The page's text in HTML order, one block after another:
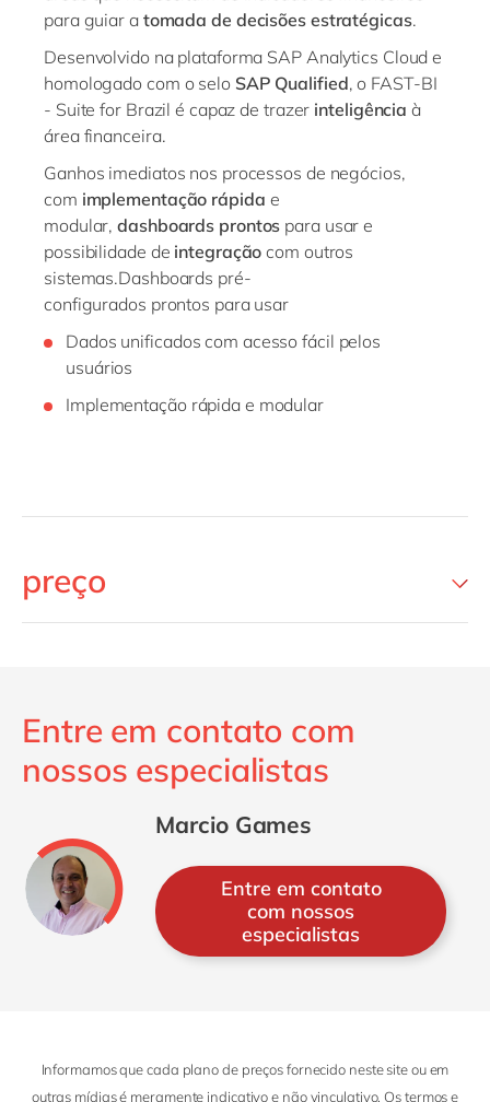
para guiar a tomada de decisões estratégicas.
Desenvolvido na plataforma SAP Analytics Cloud e
homologado com o selo SAP Qualified, o FAST-BI
- Suite for Brazil é capaz de trazer inteligência à
área financeira.
Ganhos imediatos nos processos de negócios,
com implementação rápida e
modular,dashboards prontos para usar e
possibilidade de integração com outros
sistemas.Dashboards pré-
configurados prontos para usar
Dados unificados com acesso fácil pelos
usuários
Implementação rápida e modular
preço
Entre em contato com
nossos especialistas
Marcio Games
Entre em contato
com nossos
especialistas
Informamos que cada plano de preços fornecido neste site ou em
outras mídias é meramente indicativo e não vinculativo. Os termos e